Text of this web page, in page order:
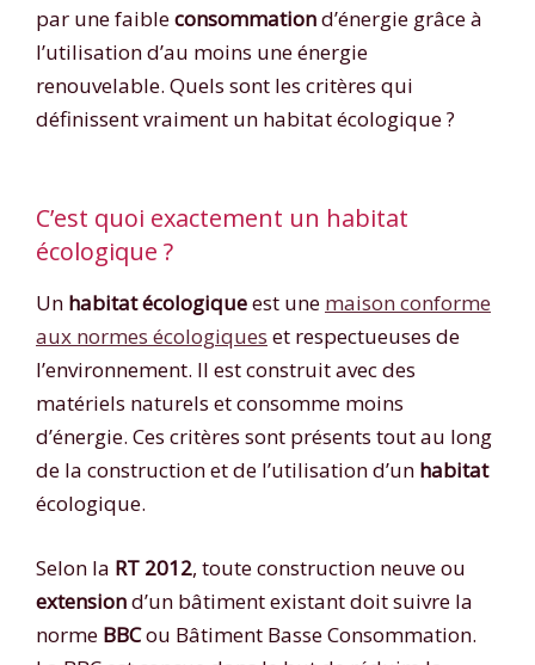
par une faibleconsommationd’énergie grâce à
l’utilisation d’au moins une énergie
renouvelable. Quels sont les critères qui
définissent vraiment un habitat écologique ?
C’est quoi exactement un habitat
écologique ?
Un habitat écologiqueest une maison conforme
aux normes écologiques et respectueuses de
l’environnement. Il est construit avec des
matériels naturels et consomme moins
d’énergie. Ces critères sont présents tout au long
de la construction et de l’utilisation d’un habitat
écologique.
Selon la RT 2012, toute construction neuve ou
extensiond’un bâtiment existant doit suivre la
norme BBCou Bâtiment Basse Consommation.